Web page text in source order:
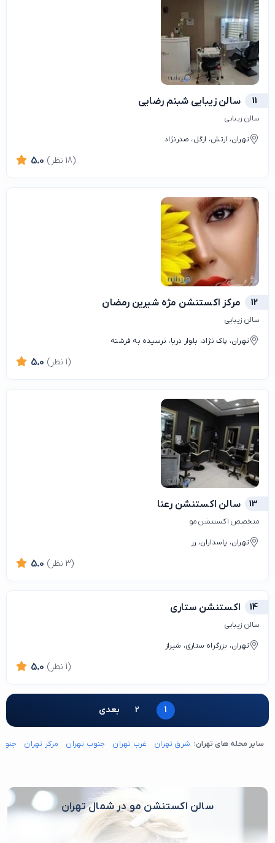
11 سالن زیبایی شبنم رضایی
سالن زیبایی
تهران، ارتش، ازگل، صدرنژاد
5.0 (18 نظر)
12 مرکز اکستنشن مژه شیرین رمضان
سالن زیبایی
تهران، پاک نژاد، بلوار دریا، نرسیده به فرشته
5.0 (1 نظر)
13 سالن اکستنشن رعنا
متخصص اکستنشن مو
تهران، پاسداران، رز
5.0 (3 نظر)
14 اکستنشن ستاری
سالن زیبایی
تهران، بزرگراه ستاری، شیراز
5.0 (1 نظر)
1
2 بعدی
سایر محله های تهران: شرق تهران غرب تهران جنوب تهران مرکز تهران
سالن اکستنشن مو در شمال تهران